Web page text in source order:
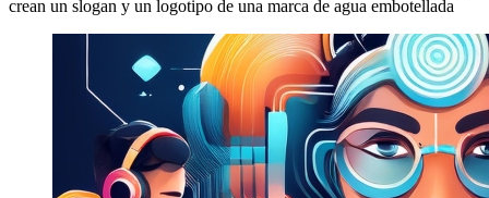
crean un slogan y un logotipo de una marca de agua embotellada